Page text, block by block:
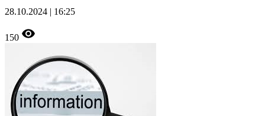
28.10.2024 | 16:25
150